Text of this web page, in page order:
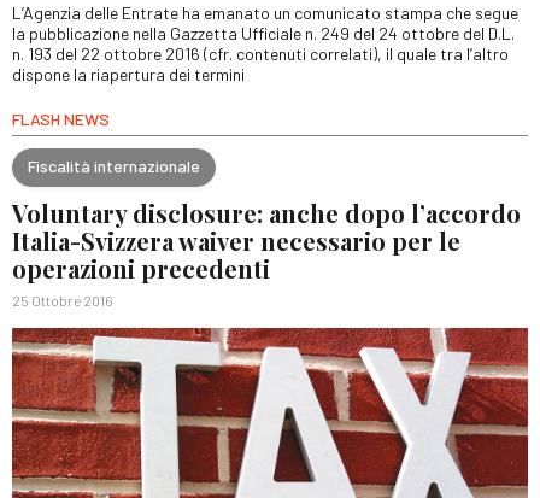
L’Agenzia delle Entrate ha emanato un comunicato stampa che segue
la pubblicazione nella Gazzetta Ufficiale n. 249 del 24 ottobre del D.L.
n. 193 del 22 ottobre 2016 (cfr. contenuti correlati), il quale tra l’altro
dispone la riapertura dei termini
FLASH NEWS
Fiscalità internazionale
Voluntary disclosure: anche dopo l’accordo
Italia-Svizzera waiver necessario per le
operazioni precedenti
25 Ottobre 2016